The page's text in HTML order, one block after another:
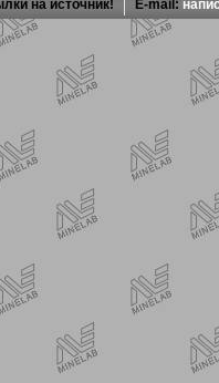
на источник!
E-mail: